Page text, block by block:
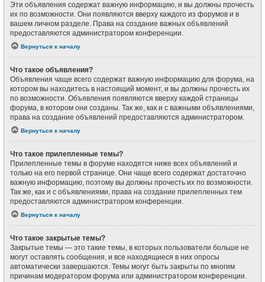
Эти объявления содержат важную информацию, и вы должны прочесть
их по возможности. Они появляются вверху каждого из форумов и в
вашем личном разделе. Права на создание важных объявлений
предоставляются администратором конференции.
Вернуться к началу
Что такое объявления?
Объявления чаще всего содержат важную информацию для форума, на
котором вы находитесь в настоящий момент, и вы должны прочесть их
по возможности. Объявления появляются вверху каждой страницы
форума, в котором они созданы. Так же, как и с важными объявлениями,
права на создание объявлений предоставляются администратором.
Вернуться к началу
Что такое прилепленные темы?
Прилепленные темы в форуме находятся ниже всех объявлений и
только на его первой странице. Они чаще всего содержат достаточно
важную информацию, поэтому вы должны прочесть их по возможности.
Так же, как и с объявлениями, права на создание прилепленных тем
предоставляются администратором конференции.
Вернуться к началу
Что такое закрытые темы?
Закрытые темы — это такие темы, в которых пользователи больше не
могут оставлять сообщения, и все находящиеся в них опросы
автоматически завершаются. Темы могут быть закрыты по многим
причинам модератором форума или администратором конференции.